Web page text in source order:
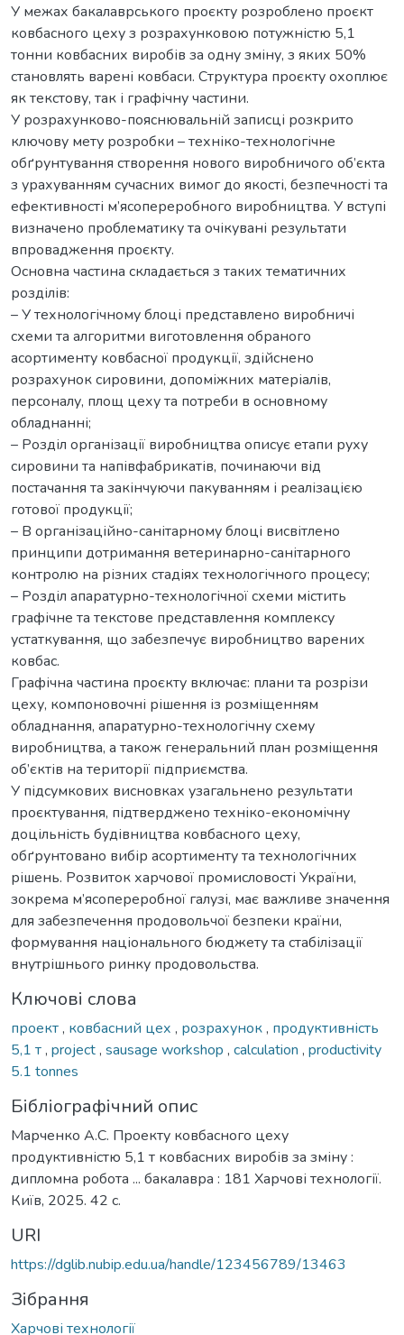
У межах бакалаврського проєкту розроблено проєкт
ковбасного цеху з розрахунковою потужністю 5,1
тонни ковбасних виробів за одну зміну, з яких 50%
становлять варені ковбаси. Структура проєкту охоплює
як текстову, так і графічну частини.
У розрахунково-пояснювальній записці розкрито
ключову мету розробки – техніко-технологічне
обґрунтування створення нового виробничого об’єкта
з урахуванням сучасних вимог до якості, безпечності та
ефективності м’ясопереробного виробництва. У вступі
визначено проблематику та очікувані результати
впровадження проєкту.
Основна частина складається з таких тематичних
розділів:
– У технологічному блоці представлено виробничі
схеми та алгоритми виготовлення обраного
асортименту ковбасної продукції, здійснено
розрахунок сировини, допоміжних матеріалів,
персоналу, площ цеху та потреби в основному
обладнанні;
– Розділ організації виробництва описує етапи руху
сировини та напівфабрикатів, починаючи від
постачання та закінчуючи пакуванням і реалізацією
готової продукції;
– В організаційно-санітарному блоці висвітлено
принципи дотримання ветеринарно-санітарного
контролю на різних стадіях технологічного процесу;
– Розділ апаратурно-технологічної схеми містить
графічне та текстове представлення комплексу
устаткування, що забезпечує виробництво варених
ковбас.
Графічна частина проєкту включає: плани та розрізи
цеху, компоновочні рішення із розміщенням
обладнання, апаратурно-технологічну схему
виробництва, а також генеральний план розміщення
об’єктів на території підприємства.
У підсумкових висновках узагальнено результати
проєктування, підтверджено техніко-економічну
доцільність будівництва ковбасного цеху,
обґрунтовано вибір асортименту та технологічних
рішень. Розвиток харчової промисловості України,
зокрема м’ясопереробної галузі, має важливе значення
для забезпечення продовольчої безпеки країни,
формування національного бюджету та стабілізації
внутрішнього ринку продовольства.
Ключові слова
проект, ковбасний цех , розрахунок, продуктивність
5,1 т, project, sausage workshop , calculation , productivity
5.1 tonnes
Бібліографічний опис
Марченко А.С. Проекту ковбасного цеху
продуктивністю 5,1 т ковбасних виробів за зміну :
дипломна робота ... бакалавра : 181 Харчові технології.
Київ, 2025. 42 с.
URI
https://dglib.nubip.edu.ua/handle/123456789/13463
Зібрання
Харчові технології